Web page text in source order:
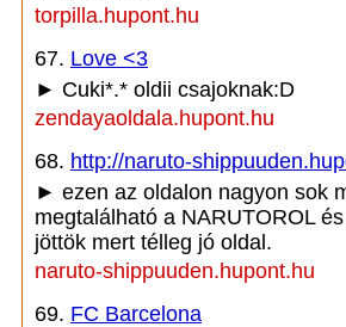
torpilla.hupont.hu
67. Love <3
► Cuki*.* oldii csajoknak:D
zendayaoldala.hupont.hu
68. http://naruto-
► ezen az oldalon nagyon sok
megtalálható a NARUTOROL
jöttök mert télleg jó oldal.
naruto-shippuuden.hupont.hu
69. FC Barcelona